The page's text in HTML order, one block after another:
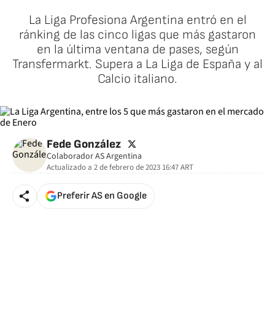
La Liga Profesiona Argentina entró en el
ránking de las cinco ligas que más gastaron
en la última ventana de pases, según
Transfermarkt. Supera a La Liga de España y al
Calcio italiano.
Fede González twitter
Colaborador AS Argentina
Actualizado a 2 de febrero de 2023 16:47ART
Preferir AS en Google